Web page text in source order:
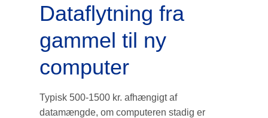
Dataflytning fra
gammel til ny
computer
Typisk 500-1500 kr. afhængigt af
datamængde, om computeren stadig er